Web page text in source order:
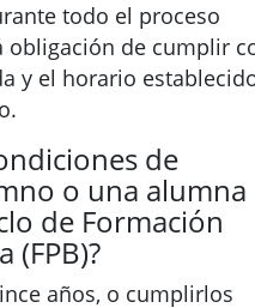
todo el proceso
de cumplir
y el horario
de
o una alumna
de Formación
(FPB)?
años, o cumplirlos